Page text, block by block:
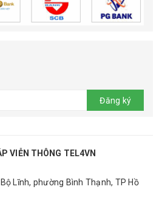
Đăng ký
VIỄN THÔNG TEL4VN
Lĩnh, phường Bình Thạnh, TP Hồ